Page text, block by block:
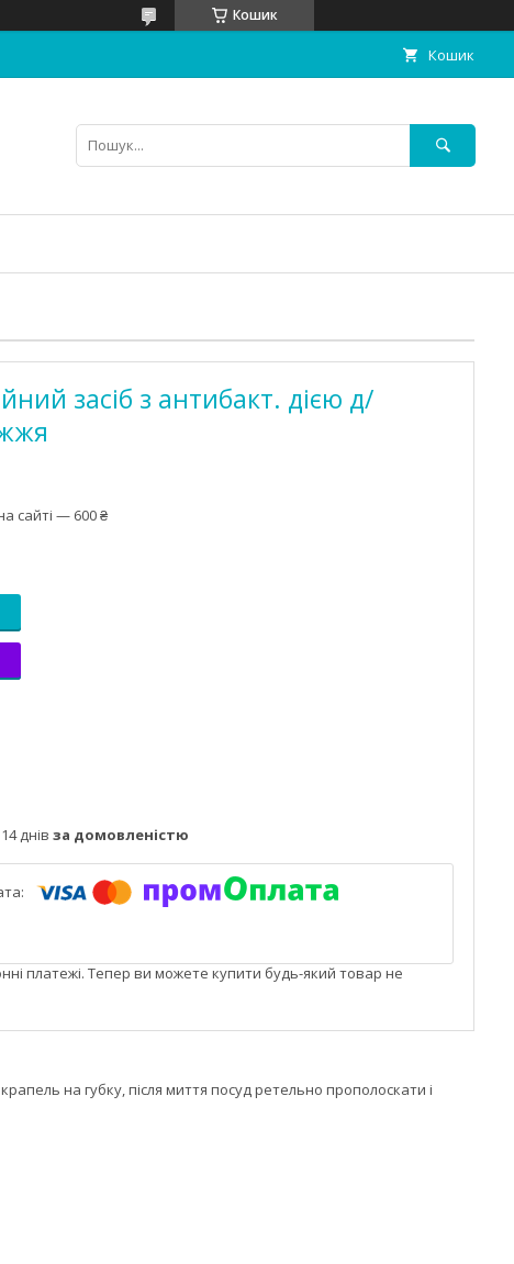
Кошик
Кошик
засіб з антибакт. дією д/
сайті — 600 ₴
днів за домовленістю
платежі. Тепер ви можете купити будь-який товар не
на губку, після миття посуд ретельно прополоскати і